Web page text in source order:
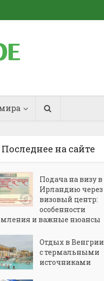
Последнее на сайте
Подача на визу в
Ирландию через
визовый центр:
особенности
и важные нюансы
Отдых в Венгрии
с термальными
источниками